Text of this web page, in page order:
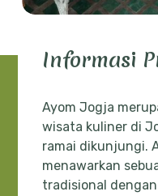
Informasi
Ayom Jogja
wisata kuliner di
ramai dikunjungi.
menawarkan
tradisional